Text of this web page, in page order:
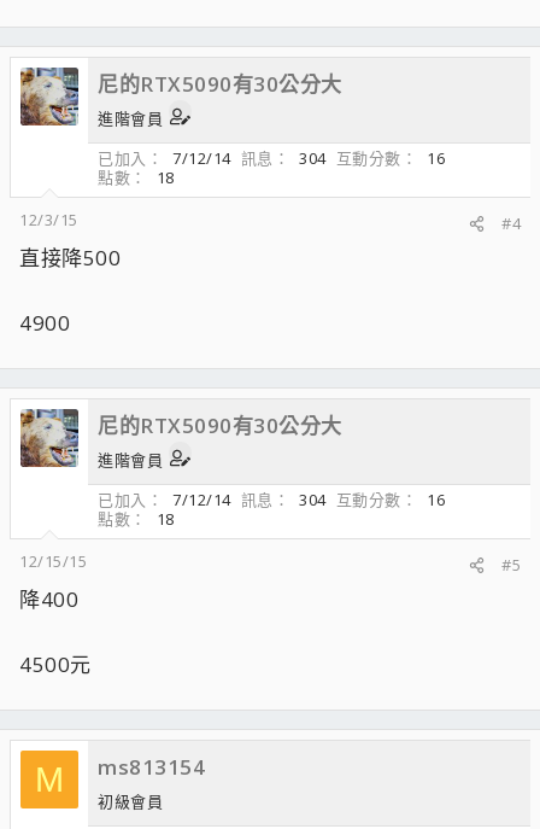
尼的RTX5090有30公分大
進階會員
已加入
7/12/14 訊息 304 互動分數
16
點數
18
12/3/15
#4
直接降500
4900
尼的RTX5090有30公分大
進階會員
已加入
7/12/14 訊息 304 互動分數
16
點數
18
12/15/15
#5
降400
4500元
M ms813154
初級會員